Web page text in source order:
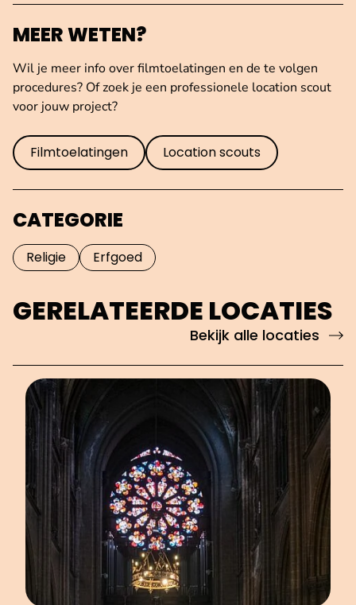
MEER WETEN?
Wil je meer info over filmtoelatingen en de te volgen
procedures? Of zoek je een professionele location scout
voor jouw project?
Filmtoelatingen Location scouts
CATEGORIE
Religie Erfgoed
GERELATEERDE LOCATIES
Bekijk alle locaties